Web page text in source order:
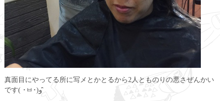
真面目にやってる所に写メとかとるから2人とものりの悪さぜんかい
です( ･ㅂ･)و ̑̑